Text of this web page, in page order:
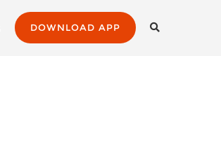
DOWNLOAD APP